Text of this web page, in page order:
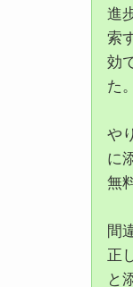
進
索
効
た。
や
に
無
間
正
と